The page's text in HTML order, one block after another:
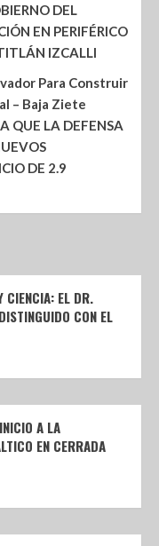
DEL
EN PERIFÉRICO
IZCALLI
Para Construir
– Baja Ziete
QUE LA DEFENSA
DE 2.9
CIENCIA: EL DR.
CON EL
A LA
EN CERRADA